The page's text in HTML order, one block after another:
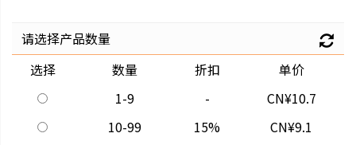
请选择产品数量
选择
数量 折扣
单价
1-9
-
CN¥10.7
10-99
15%
CN¥9.1